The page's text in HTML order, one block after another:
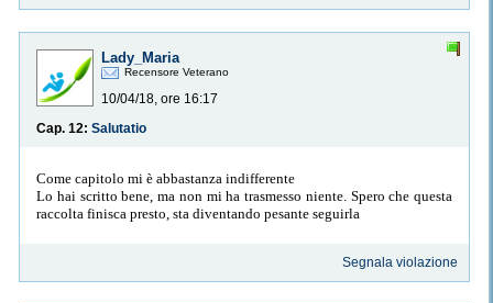
Lady_Maria
Recensore Veterano
10/04/18, ore 16:17
Cap. 12: Salutatio
Come capitolo mi è abbastanza indifferente
Lo hai scritto bene, ma non mi ha trasmesso niente. Spero che questa
raccolta finisca presto, sta diventando pesante seguirla
Segnala violazione